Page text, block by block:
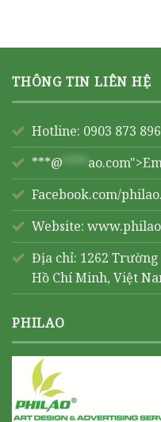
THÔNG TIN LIÊN HỆ
Hotline: 0903 873 896
***@ ****
Facebook.com/
Website:
Địa chỉ: 1262 Trường
Hồ Chí Minh, Việt
PHILAO